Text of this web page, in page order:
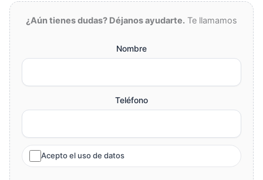
¿Aún tienes dudas? Déjanos ayudarte. Te llamamos
Nombre
Teléfono
Acepto el uso de datos